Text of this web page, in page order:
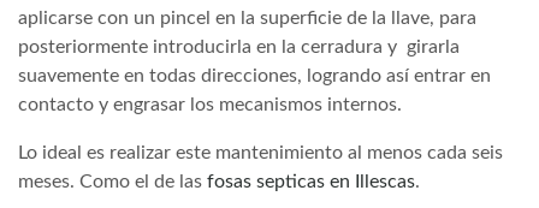
aplicarse con un pincel en la superficie de la llave, para
posteriormente introducirla en la cerradura y girarla
suavemente en todas direcciones, logrando así entrar en
contacto y engrasar los mecanismos internos.
Lo ideal es realizar este mantenimiento al menos cada seis
meses. Como el de las fosas septicas en Illescas.